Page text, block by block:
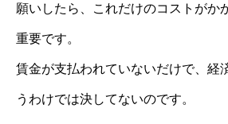
願いしたら、これだけのコストがか
重要です。
賃金が支払われていないだけで、経
うわけでは決してないのです。